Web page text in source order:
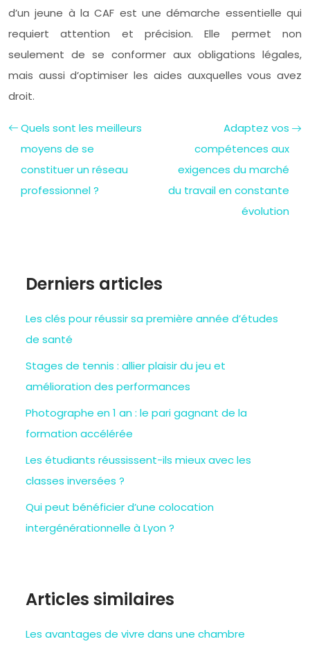
d’un jeune à la CAF est une démarche essentielle qui
requiert attention et précision. Elle permet non
seulement de se conformer aux obligations légales,
mais aussi d’optimiser les aides auxquelles vous avez
droit.
Quels sont les meilleurs
moyens de se
constituer un réseau
professionnel ?
Adaptez vos
compétences aux
exigences du marché
du travail en constante
évolution
Derniers articles
Les clés pour réussir sa première année d’études
de santé
Stages de tennis : allier plaisir du jeu et
amélioration des performances
Photographe en 1 an : le pari gagnant de la
formation accélérée
Les étudiants réussissent-ils mieux avec les
classes inversées ?
Qui peut bénéficier d’une colocation
intergénérationnelle à Lyon ?
Articles similaires
Les avantages de vivre dans une chambre